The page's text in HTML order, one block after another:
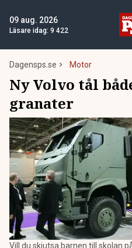
09 aug. 2026
Läsare idag: 9 422
Dagensps.se Motor
Ny Volvo tål
granater
Vill du skjutsa barnen till skolan